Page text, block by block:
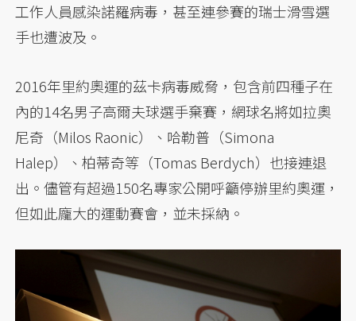
工作人員感染諾羅病毒，甚至連參賽的瑞士滑雪選
手也遭波及。
2016年里約奧運的茲卡病毒威脅，包含前四種子在
內的14名男子高爾夫球選手棄賽，網球名將如拉奧
尼奇（Milos Raonic）、哈勒普（Simona
Halep）、柏蒂奇等（Tomas Berdych）也接連退
出。儘管有超過150名專家公開呼籲停辦里約奧運，
但如此龐大的運動賽會，並未採納。